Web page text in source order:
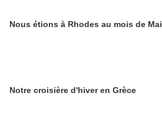
Nous étions à Rhodes au mois de Mai
Notre croisière d'hiver en Grèce